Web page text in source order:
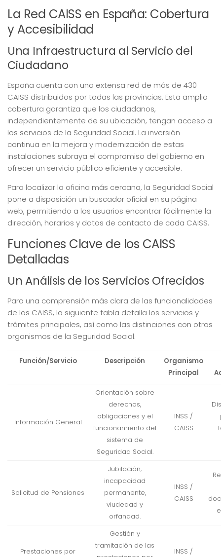
La Red CAISS en España: Cobertura
y Accesibilidad
Una Infraestructura al Servicio del
Ciudadano
España cuenta con una extensa red de más de 430
CAISS distribuidos por todas las provincias. Esta amplia
cobertura garantiza que los ciudadanos,
independientemente de su ubicación, tengan acceso a
los servicios de la Seguridad Social. La inversión
continua en la mejora y modernización de estas
instalaciones subraya el compromiso del gobierno en
ofrecer un servicio público eficiente y accesible.
Para localizar la oficina más cercana, la Seguridad Social
pone a disposición un buscador oficial en su página
web, permitiendo a los usuarios encontrar fácilmente la
dirección, horarios y datos de contacto de cada CAISS.
Funciones Clave de los CAISS
Detalladas
Un Análisis de los Servicios Ofrecidos
Para una comprensión más clara de las funcionalidades
de los CAISS, la siguiente tabla detalla los servicios y
trámites principales, así como las distinciones con otros
organismos de la Seguridad Social.
Función/Servicio Descripción
Organismo
Principal
Información General
Orientación sobre
derechos,
obligaciones y el
funcionamiento del
sistema de
Seguridad Social.
INSS /
CAISS
Solicitud de Pensiones
Jubilación,
incapacidad
permanente,
viudedad y
orfandad.
INSS /
CAISS
Prestaciones por
Gestión y
tramitación de las
INSS /